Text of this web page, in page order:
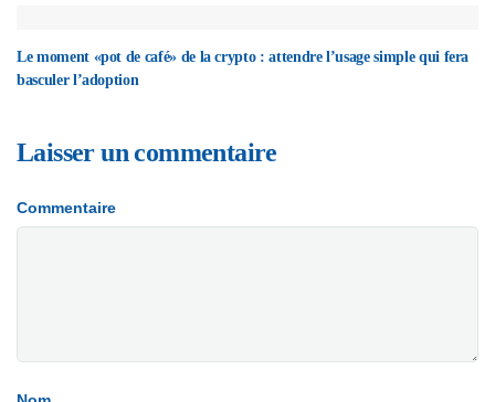
Le moment «pot de café» de la crypto : attendre l’usage simple qui fera
basculer l’adoption
Laisser un commentaire
Commentaire